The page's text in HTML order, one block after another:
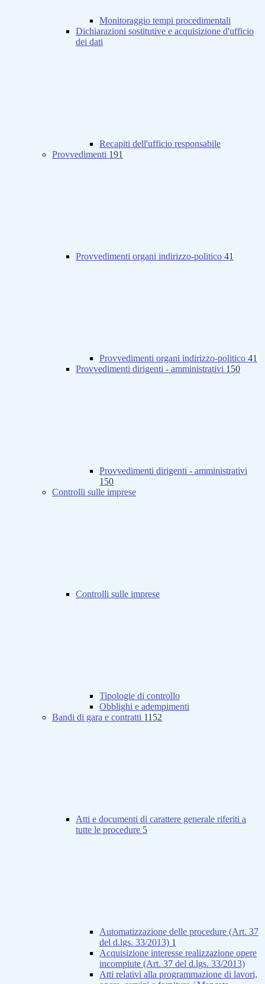
Monitoraggio tempi procedimentali
Dichiarazioni sostitutive e acquisizione d'ufficio
dei dati
Recapiti dell'ufficio responsabile
Provvedimenti 191
Provvedimenti organi indirizzo-politico 41
Provvedimenti organi indirizzo-politico 41
Provvedimenti dirigenti - amministrativi 150
Provvedimenti dirigenti - amministrativi
150
Controlli sulle imprese
Controlli sulle imprese
Tipologie di controllo
Obblighi e adempimenti
Bandi di gara e contratti 1152
Atti e documenti di carattere generale riferiti a
tutte le procedure 5
Automatizzazione delle procedure (Art. 37
del d.lgs. 33/2013) 1
Acquisizione interesse realizzazione opere
incompiute (Art. 37 del d.lgs. 33/2013)
Atti relativi alla programmazione di lavori,